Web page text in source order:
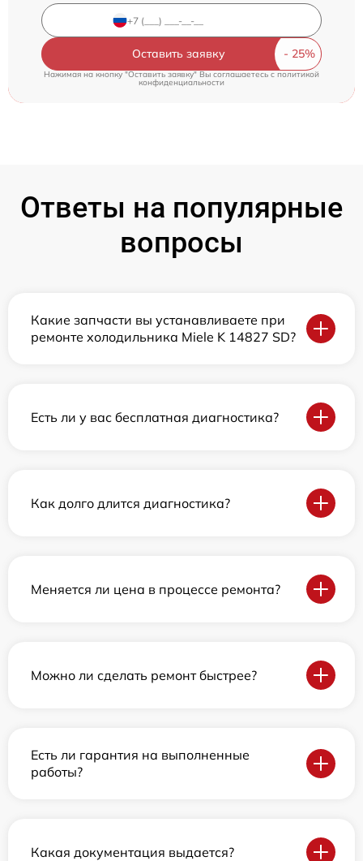
Оставить заявку
Нажимая на кнопку "Оставить заявку" Вы соглашаетесь cполитикой
конфиденциальности
Ответы на популярные
вопросы
Какие запчасти вы устанавливаете при
ремонте холодильника Miele K 14827 SD?
Есть ли у вас бесплатная диагностика?
Как долго длится диагностика?
Меняется ли цена в процессе ремонта?
Можно ли сделать ремонт быстрее?
Есть ли гарантия на выполненные
работы?
Какая документация выдается?